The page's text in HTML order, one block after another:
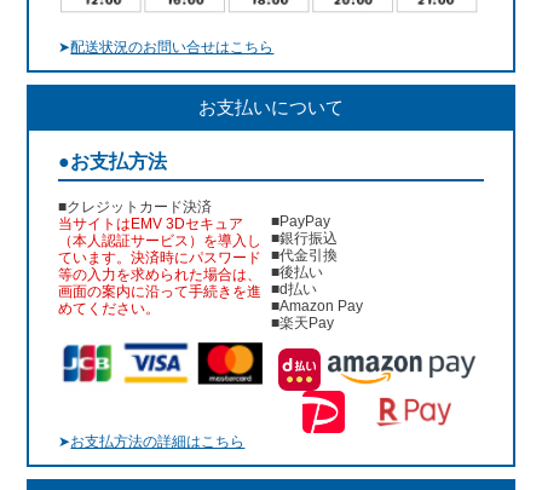
➤配送状況のお問い合せはこちら
お支払いについて
●お支払方法
■クレジットカード決済
当サイトはEMV 3Dセキュア
（本人認証サービス）を導入し
ています。決済時にパスワード
等の入力を求められた場合は、
画面の案内に沿って手続きを進
めてください。
■PayPay
■銀行振込
■代金引換
■後払い
■d払い
■Amazon Pay
■楽天Pay
➤お支払方法の詳細はこちら